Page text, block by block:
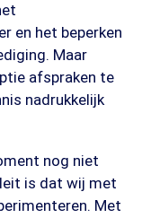
en het beperken
Maar
afspraken te
nadrukkelijk
nog niet
is dat wij met
Met